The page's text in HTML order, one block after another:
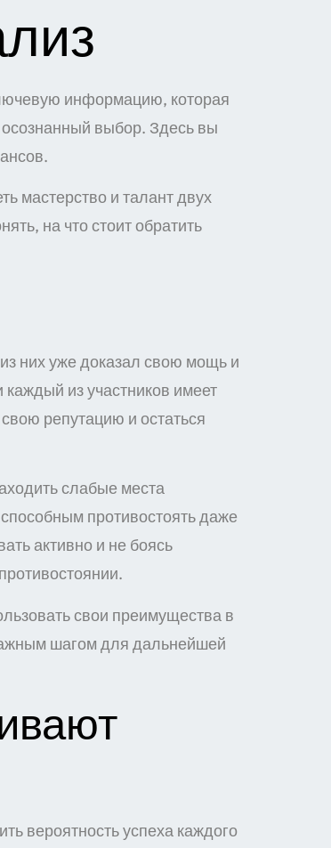
информацию, которая
осознанный выбор. Здесь вы
мастерство и талант двух
на что стоит обратить
них уже доказал свою мощь и
каждый из участников имеет
репутацию и остаться
слабые места
противостоять даже
активно и не боясь
свои преимущества в
шагом для дальнейшей
вероятность успеха каждого